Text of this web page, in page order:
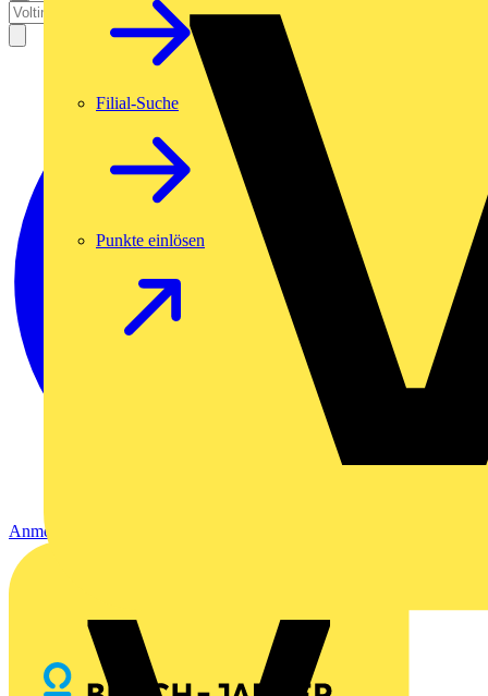
Filial-Suche
Punkte einlösen
Anmelden